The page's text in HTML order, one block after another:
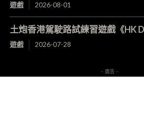
遊戲 2026-08-01
土炮香港駕駛路試練習遊戲《HK
遊戲 2026-07-28
- 廣告 -